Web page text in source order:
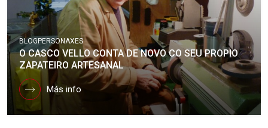
BLOG PERSONAXES
O CASCO VELLO CONTA DE NOVO CO SEU PROPIO
ZAPATEIRO ARTESANAL
Más info